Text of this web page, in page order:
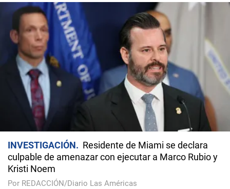
INVESTIGACIÓN
Residente de Miami se declara
culpable de amenazar con ejecutar a Marco Rubio y
Kristi Noem
Por REDACCIÓN/Diario Las Américas